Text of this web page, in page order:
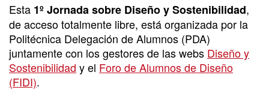
Esta 1º Jornada sobre Diseño y Sostenibilidad,
de acceso totalmente libre, está organizada por la
Politécnica Delegación de Alumnos (PDA)
juntamente con los gestores de las webs Diseño y
Sostenibilidad y el Foro de Alumnos de Diseño
(FIDI).